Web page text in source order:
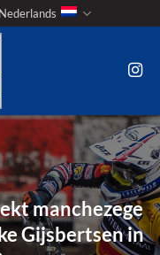
Nederlands
manchezege
Gijsbertsen in